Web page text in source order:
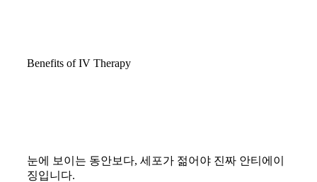
Benefits of IV Therapy
눈에 보이는 동안보다, 세포가 젊어야 진짜 안티에이
징입니다.